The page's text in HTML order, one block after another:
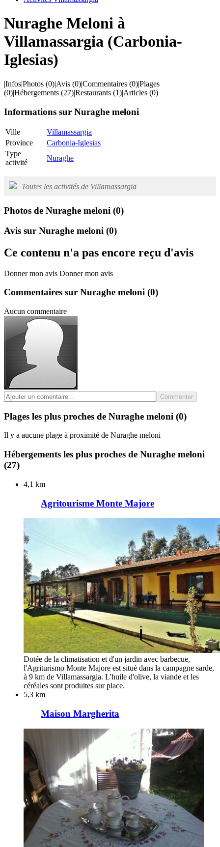
Nuraghe Meloni à
Villamassargia (Carbonia-
Iglesias)
|Infos|Photos (0)|Avis (0)|Commentaires (0)|Plages
(0)|Hébergements (27)|Restaurants (1)|Articles (0)
Informations sur Nuraghe meloni
Ville
Villamassargia
Province
Carbonia-Iglesias
Type
activité
Nuraghe
Toutes les activités de Villamassargia
Photos de Nuraghe meloni (0)
Avis sur Nuraghe meloni (0)
Ce contenu n'a pas encore reçu d'avis
Donner mon avis Donner mon avis
Commentaires sur Nuraghe meloni (0)
Aucun commentaire
Commenter
Plages les plus proches de Nuraghe meloni (0)
Il y a aucune plage à proximité de Nuraghe meloni
Hébergements les plus proches de Nuraghe meloni
(27)
4,1 km
Agritourisme Monte Majore
Dotée de la climatisation et d'un jardin avec barbecue,
l'Agriturismo Monte Majore est situé dans la campagne sarde,
à 9 km de Villamassargia. L'huile d'olive, la viande et les
céréales sont produites sur place.
5,3 km
Maison Margherita